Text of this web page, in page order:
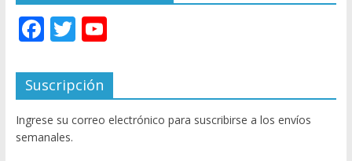
F
e
b
o
T
itt
er
Y
u
T
u
Suscripción
Ingrese su correo electrónico para suscribirse a los envíos
semanales.